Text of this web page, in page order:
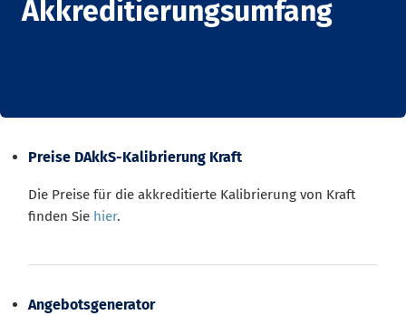
Akkreditierungsumfang
Preise DAkkS-Kalibrierung Kraft
Die Preise für die akkreditierte Kalibrierung von Kraft
finden Sie hier.
Angebotsgenerator